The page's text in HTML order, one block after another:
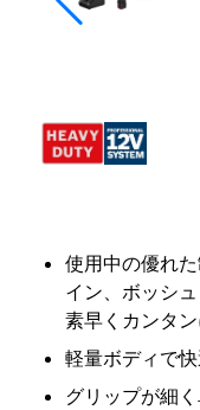
使用中の優れ
イン、ボッシ
素早くカンタ
軽量ボディで
グリップが細